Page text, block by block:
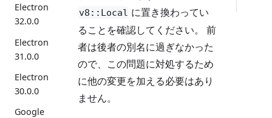
Electron
32.0.0
Electron
31.0.0
Electron
30.0.0
Google
v8::Local に置き換わってい
ることを確認してください。 前
者は後者の別名に過ぎなかった
ので、この問題に対処するため
に他の変更を加える必要はあり
ません。